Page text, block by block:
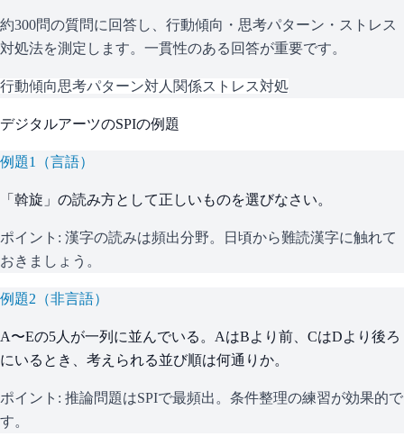
約300問の質問に回答し、行動傾向・思考パターン・ストレス
対処法を測定します。一貫性のある回答が重要です。
行動傾向思考パターン対人関係ストレス対処
デジタルアーツのSPIの例題
例題1 （言語）
「斡旋」の読み方として正しいものを選びなさい。
ポイント: 漢字の読みは頻出分野。日頃から難読漢字に触れて
おきましょう。
例題2 （非言語）
A〜Eの5人が一列に並んでいる。AはBより前、CはDより後ろ
にいるとき、考えられる並び順は何通りか。
ポイント: 推論問題はSPIで最頻出。条件整理の練習が効果的で
す。